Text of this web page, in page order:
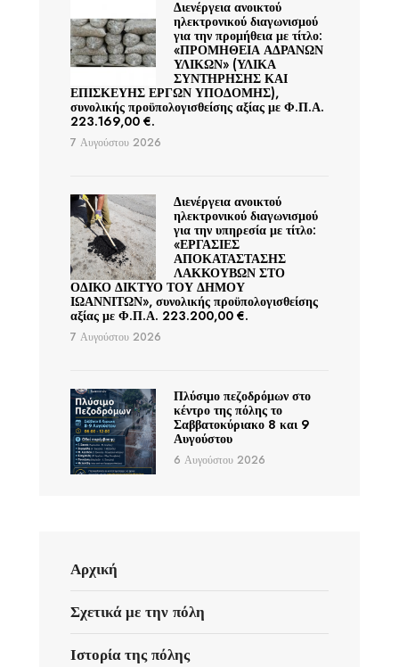
Διενέργεια ανοικτού
ηλεκτρονικού διαγωνισμού
για την προμήθεια με τίτλο:
«ΠΡΟΜΗΘΕΙΑ ΑΔΡΑΝΩΝ
ΥΛΙΚΩΝ» (ΥΛΙΚΑ
ΣΥΝΤΗΡΗΣΗΣ ΚΑΙ
ΕΠΙΣΚΕΥΗΣ ΕΡΓΩΝ ΥΠΟΔΟΜΗΣ),
συνολικής προϋπολογισθείσης αξίας με Φ.Π.Α.
223.169,00 €.
7 Αυγούστου 2026
Διενέργεια ανοικτού
ηλεκτρονικού διαγωνισμού
για την υπηρεσία με τίτλο:
«ΕΡΓΑΣΙΕΣ
ΑΠΟΚΑΤΑΣΤΑΣΗΣ
ΛΑΚΚΟΥΒΩΝ ΣΤΟ
ΟΔΙΚΟ ΔΙΚΤΥΟ ΤΟΥ ΔΗΜΟΥ
ΙΩΑΝΝΙΤΩΝ», συνολικής προϋπολογισθείσης
αξίας με Φ.Π.Α. 223.200,00 €.
7 Αυγούστου 2026
Πλύσιμο πεζοδρόμων στο
κέντρο της πόλης το
Σαββατοκύριακο 8 και 9
Αυγούστου
6 Αυγούστου 2026
Αρχική
Σχετικά με την πόλη
Ιστορία της πόλης